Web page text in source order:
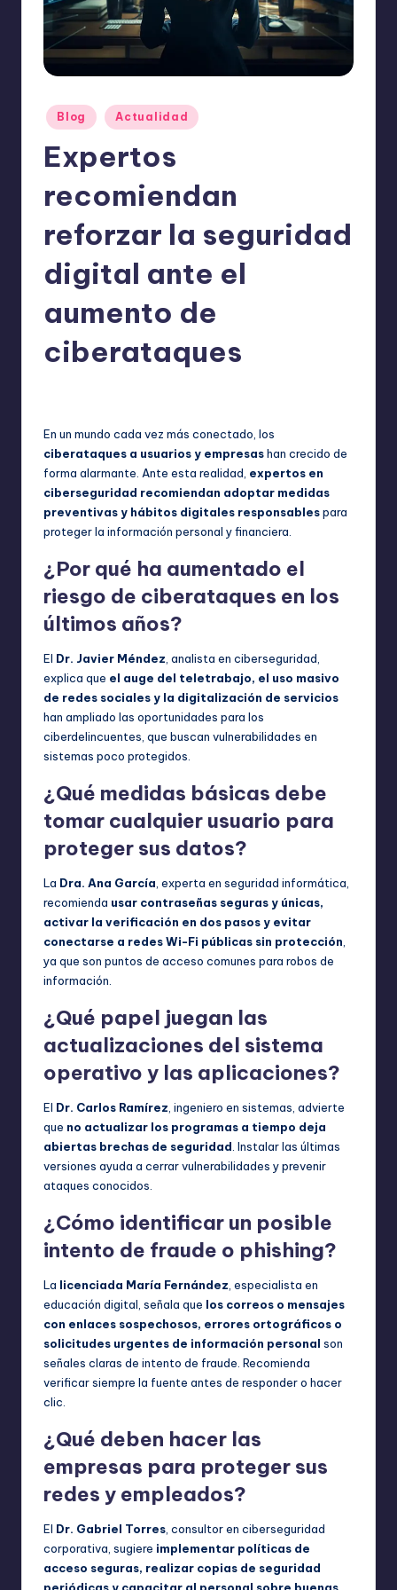
Publicado
en
Blog Actualidad
Expertos
recomiendan
reforzar la seguridad
digital ante el
aumento de
ciberataques
En un mundo cada vez más conectado, los
ciberataques a usuarios y empresashan crecido de
forma alarmante. Ante esta realidad, expertos en
ciberseguridad recomiendan adoptar medidas
preventivas y hábitos digitales responsablespara
proteger la información personal y financiera.
¿Por qué ha aumentado el
riesgo de ciberataques en los
últimos años?
El Dr. Javier Méndez, analista en ciberseguridad,
explica que el auge del teletrabajo, el uso masivo
de redes sociales y la digitalización de servicios
han ampliado las oportunidades para los
ciberdelincuentes, que buscan vulnerabilidades en
sistemas poco protegidos.
¿Qué medidas básicas debe
tomar cualquier usuario para
proteger sus datos?
La Dra. Ana García, experta en seguridad informática,
recomienda usar contraseñas seguras y únicas,
activar la verificación en dos pasos y evitar
conectarse a redes Wi-Fi públicas sin protección,
ya que son puntos de acceso comunes para robos de
información.
¿Qué papel juegan las
actualizaciones del sistema
operativo y las aplicaciones?
El Dr. Carlos Ramírez, ingeniero en sistemas, advierte
que no actualizar los programas a tiempo deja
abiertas brechas de seguridad. Instalar las últimas
versiones ayuda a cerrar vulnerabilidades y prevenir
ataques conocidos.
¿Cómo identificar un posible
intento de fraude o phishing?
La licenciada María Fernández, especialista en
educación digital, señala que los correos o mensajes
con enlaces sospechosos, errores ortográficos o
solicitudes urgentes de información personal son
señales claras de intento de fraude. Recomienda
verificar siempre la fuente antes de responder o hacer
clic.
¿Qué deben hacer las
empresas para proteger sus
redes y empleados?
El Dr. Gabriel Torres, consultor en ciberseguridad
corporativa, sugiere implementar políticas de
acceso seguras, realizar copias de seguridad